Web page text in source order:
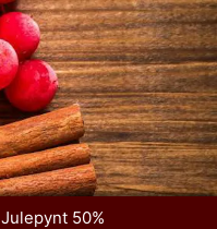
Julepynt 50%